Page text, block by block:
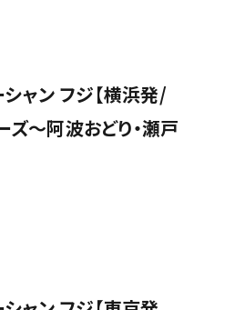
ャン フジ【横浜発/
ズ～阿波おどり・瀬戸